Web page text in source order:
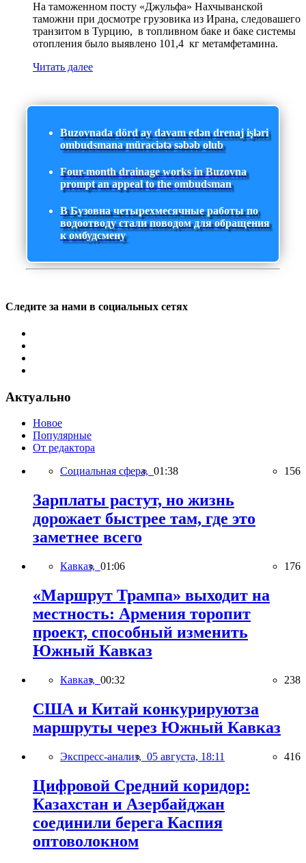
На таможенном посту «Джульфа» Нахчыванской
таможни при досмотре грузовика из Ирана, следовашего
транзитом в Турцию, в топливном баке и баке системы
отопления было выявлено 101,4 кг метамфетамина.
Читать далее
Buzovnada dörd ay davam edən drenaj işləri
ombudsmana müraciətə səbəb olub
Four-month drainage works in Buzovna
prompt an appeal to the ombudsman
В Бузовна четырехмесячные работы по
водоотводу стали поводом для обращения
к омбудсмену
Следите за нами в социальных сетях
Актуально
Новое
Популярные
От редактора
Социальная сфера, 01:38 156
Зарплаты растут, но жизнь
дорожает быстрее там, где это
заметнее всего
Кавказ, 01:06 176
«Маршрут Трампа» выходит на
местность: Армения торопит
проект, способный изменить
Южный Кавказ
Кавказ, 00:32 238
США и Китай конкурируютза
маршруты через Южный Кавказ
Экспресс-анализ, 05 августа, 18:11 416
Цифровой Средний коридор:
Казахстан и Азербайджан
соединили берега Каспия
оптоволокном